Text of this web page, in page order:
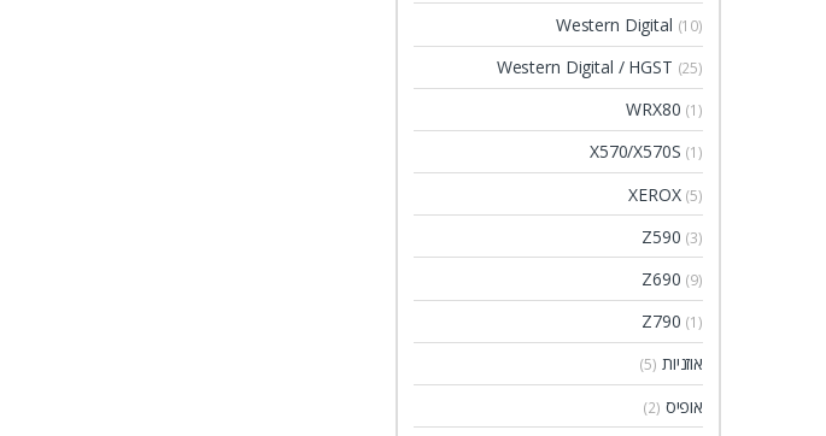
Western Digital (10)
Western Digital / HGST (25)
WRX80 (1)
X570/X570S (1)
XEROX (5)
Z590 (3)
Z690 (9)
Z790 (1)
אוזניות (5)
אופיס (2)